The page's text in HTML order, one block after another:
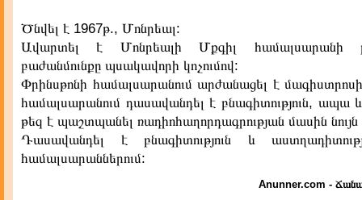
Ծնվել է 1967թ., Մոնրեալ:
Ավարտել է Մոնրեալի Մքգիլ համալսարանի
բաժանմունքը պսակավորի կոչումով:
Փրինսթոնի համալսարանում արժանացել է մագիստրոսի
համալսարանում դասավանդել է բնագիտություն, ապա
թեզ է պաշտպանել ռադիոհաղորդագրության մասին նույն
Դասավանդել է բնագիտություն և
համալսարաններում:
Anunner.com -